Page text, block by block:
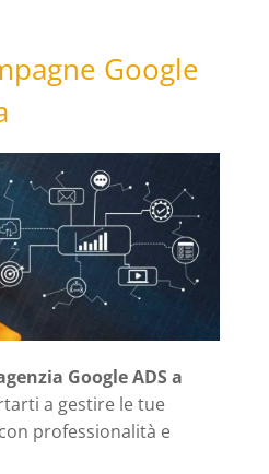
Google
Google ADS a
a gestire le tue
professionalità e